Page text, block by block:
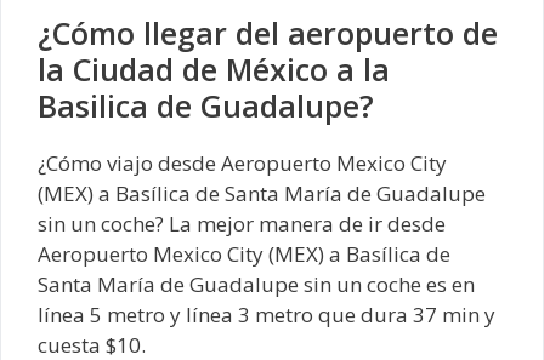
¿Cómo llegar del aeropuerto de
la Ciudad de México a la
Basilica de Guadalupe?
¿Cómo viajo desde Aeropuerto Mexico City
(MEX) a Basílica de Santa María de Guadalupe
sin un coche? La mejor manera de ir desde
Aeropuerto Mexico City (MEX) a Basílica de
Santa María de Guadalupe sin un coche es en
línea 5 metro y línea 3 metro que dura 37 min y
cuesta $10.